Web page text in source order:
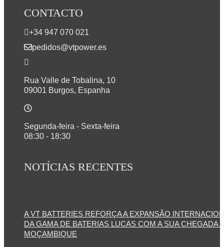
CONTACTO
+34 947 070 021
pedidos@vtpower.es
Rua Valle de Tobalina, 10
09001 Burgos, Espanha
Segunda-feira - Sexta-feira
08:30 - 18:30
NOTÍCIAS RECENTES
A VT BATTERIES REFORÇA A EXPANSÃO
DA GAMA DE BATERIAS LUCAS COM A SUA CHEGADA A
MOÇAMBIQUE